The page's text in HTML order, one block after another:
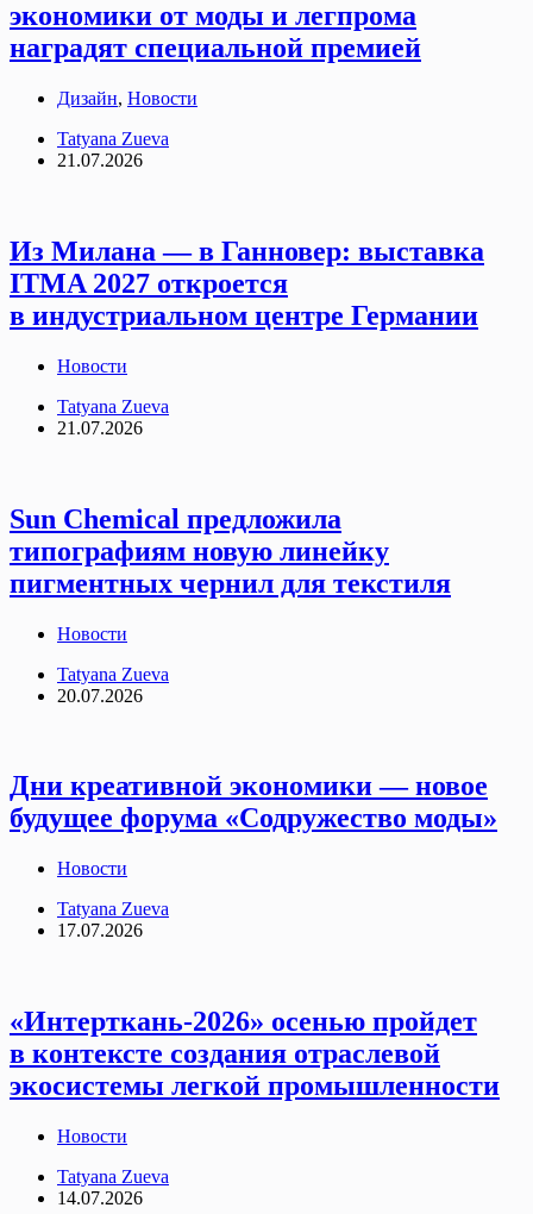
экономики от моды и легпрома
наградят специальной премией
Дизайн, Новости
Tatyana Zueva
21.07.2026
Из Милана — в Ганновер: выставка
ITMA 2027 откроется
в индустриальном центре Германии
Новости
Tatyana Zueva
21.07.2026
Sun Chemical предложила
типографиям новую линейку
пигментных чернил для текстиля
Новости
Tatyana Zueva
20.07.2026
Дни креативной экономики — новое
будущее форума «Содружество моды»
Новости
Tatyana Zueva
17.07.2026
«Интерткань-2026» осенью пройдет
в контексте создания отраслевой
экосистемы легкой промышленности
Новости
Tatyana Zueva
14.07.2026